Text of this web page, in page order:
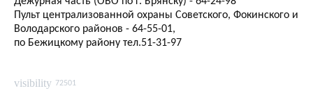
Пульт централизованной охраны Советского, Фокинского и
Володарского районов - 64-55-01,
по Бежицкому району тел.51-31-97
visibility 72501